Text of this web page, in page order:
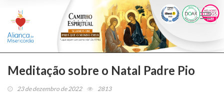
Meditação sobre o Natal Padre Pio
23 de dezembro de 2022 2813